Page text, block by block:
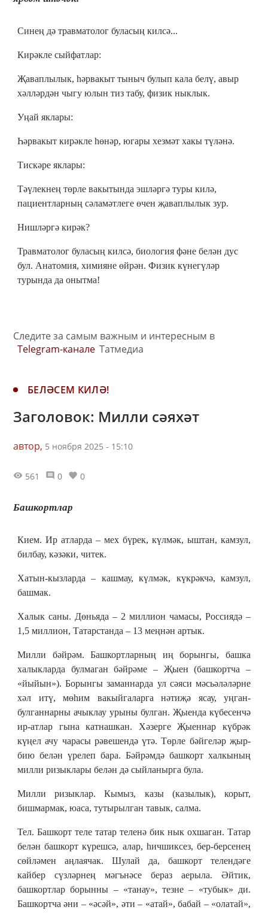
Синең дә травматолог буласың килсә...
Кирәкле сыйфатлар:
Җаваплылык, һәрвакыт тыныч булып кала белү, авыр
хәлләрдән чыгу юлын тиз табу, физик ныклык.
Уңай яклары:
Һәрвакыт кирәкле һөнәр, югары хезмәт хакы түләнә.
Тискәре яклары:
Тәүлекнең төрле вакытында эшләргә туры килә,
пациентларның сәламәтлеге өчен җаваплылык зур.
Нишләргә кирәк?
Травматолог буласың килсә, биология фәне белән дус
бул. Анатомия, химияне өйрән. Физик күнегүләр
турында да онытма!
Следите за самым важным и интересным в
Telegram-канале Татмедиа
БЕЛӘСЕМ КИЛӘ!
Заголовок: Милли сәяхәт
автор, 5 ноября 2025 - 15:10
561 0 0
Башкортлар
Кием. Ир атларда – мех бүрек, күлмәк, ыштан, камзул,
билбау, кәзәки, читек.
Хатын-кызларда – кашмау, күлмәк, күкрәкчә, камзул,
башмак.
Халык саны. Дөньяда – 2 миллион чамасы, Россиядә –
1,5 миллион, Татарстанда – 13 меңнән артык.
Милли бәйрәм. Башкортларның иң борынгы, башка
халыкларда булмаган бәйрәме – Җыен (башкортча –
«йыйын»). Борынгы заманнарда ул сәяси мәсьәләләрне
хәл итү, мөһим вакыйгаларга нәтиҗә ясау, уңган-
булганнарны ачыклау урыны булган. Җыенда күбесенчә
ир-атлар гына катнашкан. Хәзерге Җыеннар күбрәк
күңел ачу чарасы рәвешендә үтә. Төрле бәйгеләр җыр-
бию белән үрелеп бара. Бәйрәмдә башкорт халкының
милли ризыклары белән дә сыйланырга була.
Милли ризыклар. Кымыз, казы (казылык), корыт,
бишмармак, юаса, тутырылган тавык, салма.
Тел. Башкорт теле татар теленә бик нык охшаган. Татар
белән башкорт күрешсә, алар, һичшиксез, бер-берсенең
сөйләмен аңлаячак. Шулай да, башкорт телендәге
кайбер сүзләрнең мәгънәсе бераз аерыла. Әйтик,
башкортлар борынны – «танау», тезне – «тубык» ди.
Башкортча әни – «әсәй», әти – «атай», бабай – «олатай»,